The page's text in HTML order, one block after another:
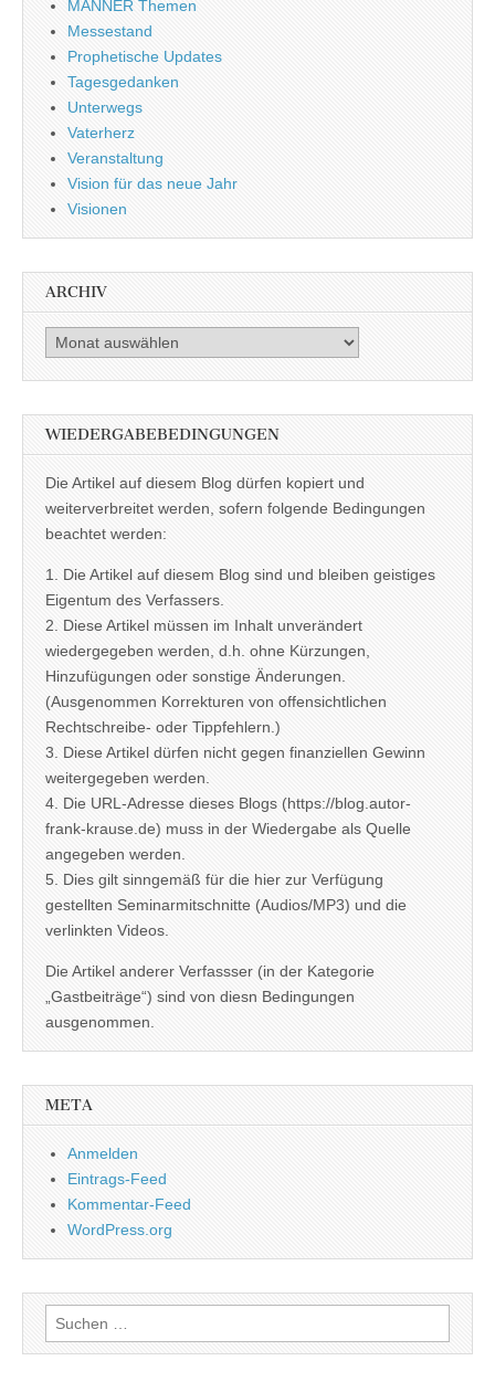
MÄNNER Themen
Messestand
Prophetische Updates
Tagesgedanken
Unterwegs
Vaterherz
Veranstaltung
Vision für das neue Jahr
Visionen
ARCHIV
Archiv
WIEDERGABEBEDINGUNGEN
Die Artikel auf diesem Blog dürfen kopiert und
weiterverbreitet werden, sofern folgende Bedingungen
beachtet werden:
1. Die Artikel auf diesem Blog sind und bleiben geistiges
Eigentum des Verfassers.
2. Diese Artikel müssen im Inhalt unverändert
wiedergegeben werden, d.h. ohne Kürzungen,
Hinzufügungen oder sonstige Änderungen.
(Ausgenommen Korrekturen von offensichtlichen
Rechtschreibe- oder Tippfehlern.)
3. Diese Artikel dürfen nicht gegen finanziellen Gewinn
weitergegeben werden.
4. Die URL-Adresse dieses Blogs (https://blog.autor-
frank-krause.de) muss in der Wiedergabe als Quelle
angegeben werden.
5. Dies gilt sinngemäß für die hier zur Verfügung
gestellten Seminarmitschnitte (Audios/MP3) und die
verlinkten Videos.
Die Artikel anderer Verfassser (in der Kategorie
„Gastbeiträge“) sind von diesn Bedingungen
ausgenommen.
META
Anmelden
Eintrags-Feed
Kommentar-Feed
WordPress.org
Suchen
nach: